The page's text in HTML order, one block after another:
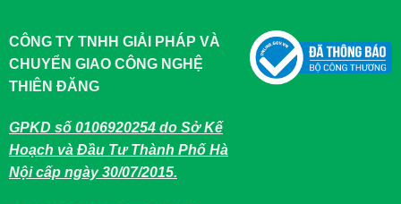
CÔNG TY TNHH GIẢI PHÁP VÀ
CHUYỂN GIAO CÔNG NGHỆ
THIÊN ĐĂNG
GPKD số 0106920254 do Sở Kế
Hoạch và Đầu Tư Thành Phố Hà
Nội cấp ngày 30/07/2015.